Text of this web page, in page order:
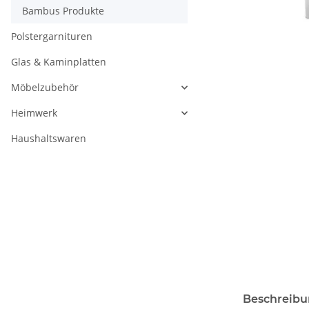
Bambus Produkte
Polstergarnituren
Glas & Kaminplatten
Möbelzubehör
Heimwerk
Haushaltswaren